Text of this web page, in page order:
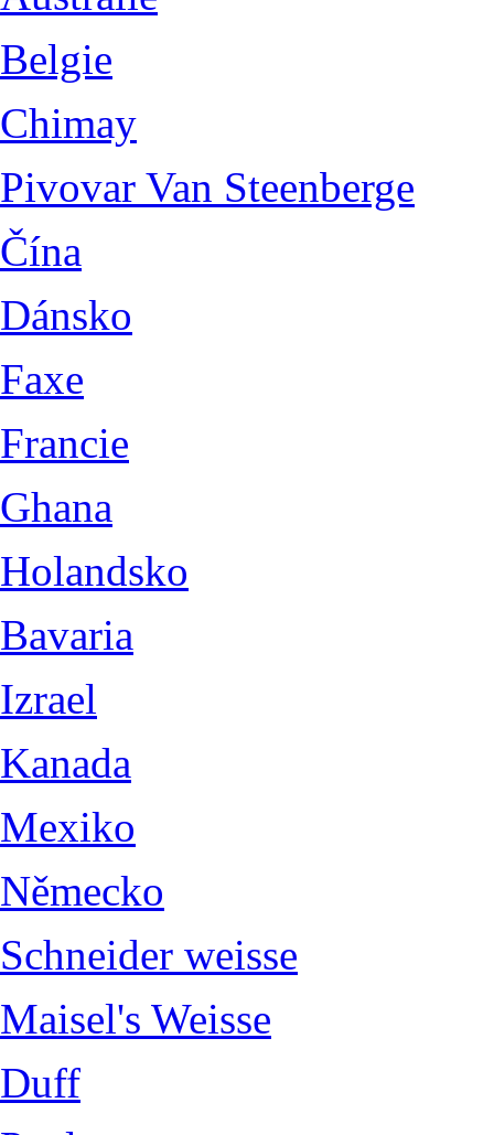
Belgie
Chimay
Pivovar Van Steenberge
Čína
Dánsko
Faxe
Francie
Ghana
Holandsko
Bavaria
Izrael
Kanada
Mexiko
Německo
Schneider weisse
Maisel's Weisse
Duff